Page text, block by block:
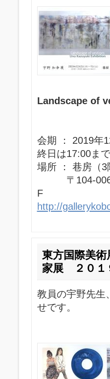
Landscape of
会期 ： 2019年
終日は17:00ま
場所 ： 巷房（3
〒104-0061
F
http://
東方国際美
家展 ２０１
教員の宇野先生
せです。